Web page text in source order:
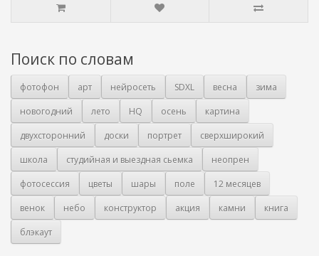
Поиск по словам
фотофон арт нейросеть SDXL весна
зима
новогодний
лето HQ осень
картина
двухсторонний
доски портрет
сверхширокий
школа
студийная и выездная сьемка
неопрен
фотосессия
цветы шары поле
12 месяцев
венок
небо конструктор акция камни
книга
блэкаут